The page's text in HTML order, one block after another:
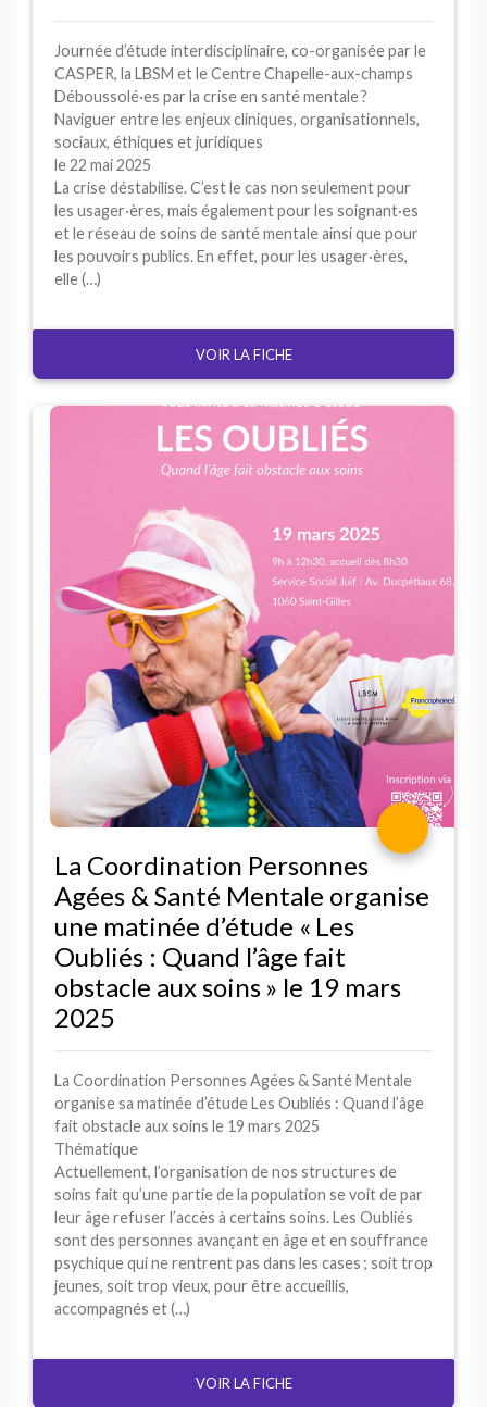
Journée d’étude interdisciplinaire, co-organisée par le
CASPER, la LBSM et le Centre Chapelle-aux-champs
Déboussolé·es par la crise en santé mentale?
Naviguer entre les enjeux cliniques, organisationnels,
sociaux, éthiques et juridiques
le 22 mai 2025
La crise déstabilise. C’est le cas non seulement pour
les usager·ères, mais également pour les soignant·es
et le réseau de soins de santé mentale ainsi que pour
les pouvoirs publics. En effet, pour les usager·ères,
elle (…)
VOIR LA FICHE
La Coordination Personnes
Agées & Santé Mentale organise
une matinée d’étude « Les
Oubliés : Quand l’âge fait
obstacle aux soins » le 19 mars
2025
La Coordination Personnes Agées & Santé Mentale
organise sa matinée d’étude Les Oubliés : Quand l’âge
fait obstacle aux soins le 19 mars 2025
Thématique
Actuellement, l’organisation de nos structures de
soins fait qu’une partie de la population se voit de par
leur âge refuser l’accès à certains soins. Les Oubliés
sont des personnes avançant en âge et en souffrance
psychique qui ne rentrent pas dans les cases ; soit trop
jeunes, soit trop vieux, pour être accueillis,
accompagnés et (…)
VOIR LA FICHE